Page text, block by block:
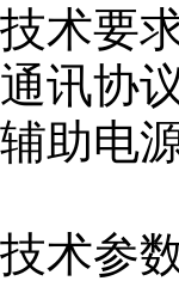
技术要
通讯协
辅助电
技术参